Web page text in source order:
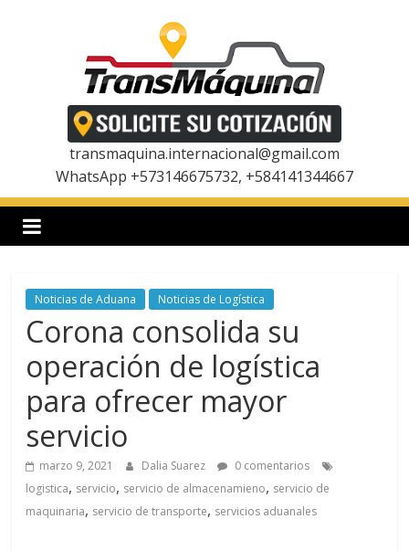
a
s
m
a
q
u
transmaquina.internacional@gmail.com
WhatsApp +573146675732, +584141344667
Noticias de Aduana Noticias de Logística
Corona consolida su
operación de logística
para ofrecer mayor
servicio
marzo 9, 2021 Dalia Suarez
0 comentarios
logistica, servicio, servicio de almacenamieno, servicio de
maquinaria, servicio de transporte, servicios aduanales